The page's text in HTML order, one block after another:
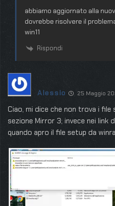
abbiamo aggiornato alla
dovrebbe risolvere il
win11
Rispondi
Alessio 25 Maggio
Ciao, mi dice che non trova i file
sezione Mirror 3; invece nei link
quando apro il file setup da